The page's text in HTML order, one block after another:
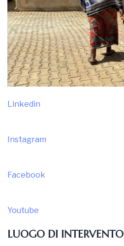
Linkedin
Instagram
Facebook
Youtube
LUOGO DI INTERVENTO